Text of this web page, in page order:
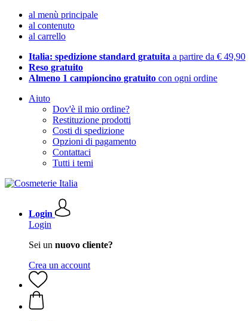
al menù principale
al contenuto
al carrello
Italia: spedizione standard gratuita a partire da € 49,90
Reso gratuito
Almeno 1 campioncino gratuito con ogni ordine
Aiuto
Dov'è il mio ordine?
Restituzione prodotti
Costi di spedizione
Opzioni di pagamento
Contattaci
Tutti i temi
Login
Login
Sei un nuovo cliente?
Crea un account